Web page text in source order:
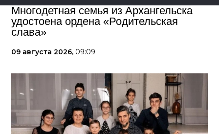
Многодетная семья из Архангельска
удостоена ордена «Родительская
слава»
09 августа 2026, 09:09